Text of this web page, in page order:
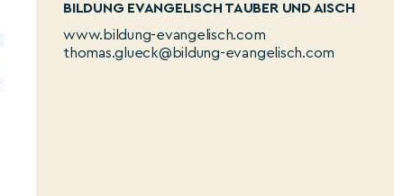
BILDUNG EVANGELISCH TAUBER UND AISCH
www.bildung-evangelisch.com
thomas.glueck@bildung-evangelisch.com